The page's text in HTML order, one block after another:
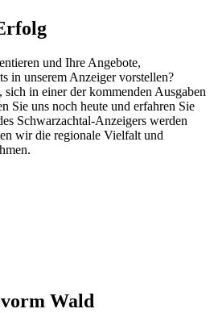
und Ihre Angebote,
in unserem Anzeiger vorstellen?
in einer der kommenden Ausgaben
Sie uns noch heute und erfahren Sie
Schwarzachtal-Anzeigers werden
wir die regionale Vielfalt und
Wald